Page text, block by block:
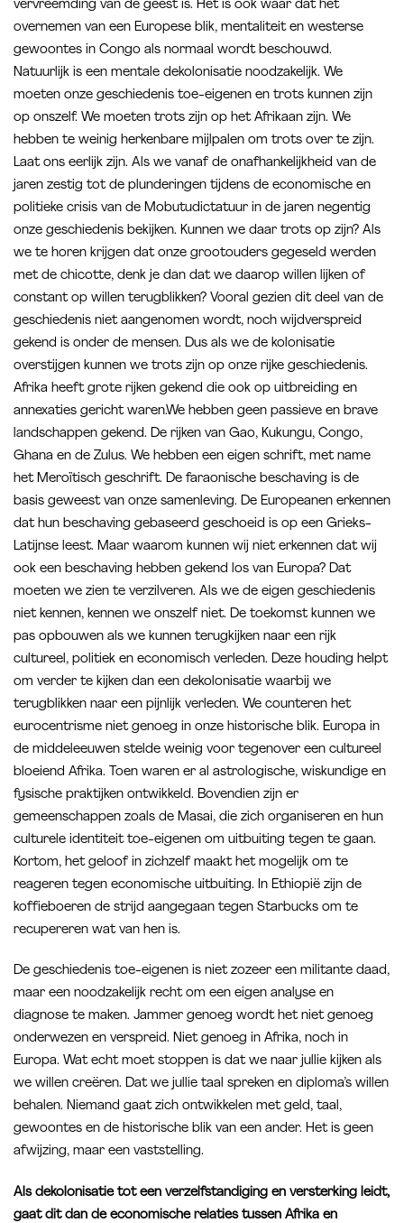
vervreemding van de geest is. Het is ook waar dat het
overnemen van een Europese blik, mentaliteit en westerse
gewoontes in Congo als normaal wordt beschouwd.
Natuurlijk is een mentale dekolonisatie noodzakelijk. We
moeten onze geschiedenis toe-eigenen en trots kunnen zijn
op onszelf. We moeten trots zijn op het Afrikaan zijn. We
hebben te weinig herkenbare mijlpalen om trots over te zijn.
Laat ons eerlijk zijn. Als we vanaf de onafhankelijkheid van de
jaren zestig tot de plunderingen tijdens de economische en
politieke crisis van de Mobutudictatuur in de jaren negentig
onze geschiedenis bekijken. Kunnen we daar trots op zijn? Als
we te horen krijgen dat onze grootouders gegeseld werden
met de chicotte, denk je dan dat we daarop willen lijken of
constant op willen terugblikken? Vooral gezien dit deel van de
geschiedenis niet aangenomen wordt, noch wijdverspreid
gekend is onder de mensen. Dus als we de kolonisatie
overstijgen kunnen we trots zijn op onze rijke geschiedenis.
Afrika heeft grote rijken gekend die ook op uitbreiding en
annexaties gericht waren.We hebben geen passieve en brave
landschappen gekend. De rijken van Gao, Kukungu, Congo,
Ghana en de Zulus. We hebben een eigen schrift, met name
het Meroïtisch geschrift. De faraonische beschaving is de
basis geweest van onze samenleving. De Europeanen erkennen
dat hun beschaving gebaseerd geschoeid is op een Grieks-
Latijnse leest. Maar waarom kunnen wij niet erkennen dat wij
ook een beschaving hebben gekend los van Europa? Dat
moeten we zien te verzilveren. Als we de eigen geschiedenis
niet kennen, kennen we onszelf niet. De toekomst kunnen we
pas opbouwen als we kunnen terugkijken naar een rijk
cultureel, politiek en economisch verleden. Deze houding helpt
om verder te kijken dan een dekolonisatie waarbij we
terugblikken naar een pijnlijk verleden. We counteren het
eurocentrisme niet genoeg in onze historische blik. Europa in
de middeleeuwen stelde weinig voor tegenover een cultureel
bloeiend Afrika. Toen waren er al astrologische, wiskundige en
fysische praktijken ontwikkeld. Bovendien zijn er
gemeenschappen zoals de Masai, die zich organiseren en hun
culturele identiteit toe-eigenen om uitbuiting tegen te gaan.
Kortom, het geloof in zichzelf maakt het mogelijk om te
reageren tegen economische uitbuiting. In Ethiopië zijn de
koffieboeren de strijd aangegaan tegen Starbucks om te
recupereren wat van hen is.
De geschiedenis toe-eigenen is niet zozeer een militante daad,
maar een noodzakelijk recht om een eigen analyse en
diagnose te maken. Jammer genoeg wordt het niet genoeg
onderwezen en verspreid. Niet genoeg in Afrika, noch in
Europa. Wat echt moet stoppen is dat we naar jullie kijken als
we willen creëren. Dat we jullie taal spreken en diploma’s willen
behalen. Niemand gaat zich ontwikkelen met geld, taal,
gewoontes en de historische blik van een ander. Het is geen
afwijzing, maar een vaststelling.
Als dekolonisatie tot een verzelfstandiging en versterking leidt,
gaat dit dan de economische relaties tussen Afrika en